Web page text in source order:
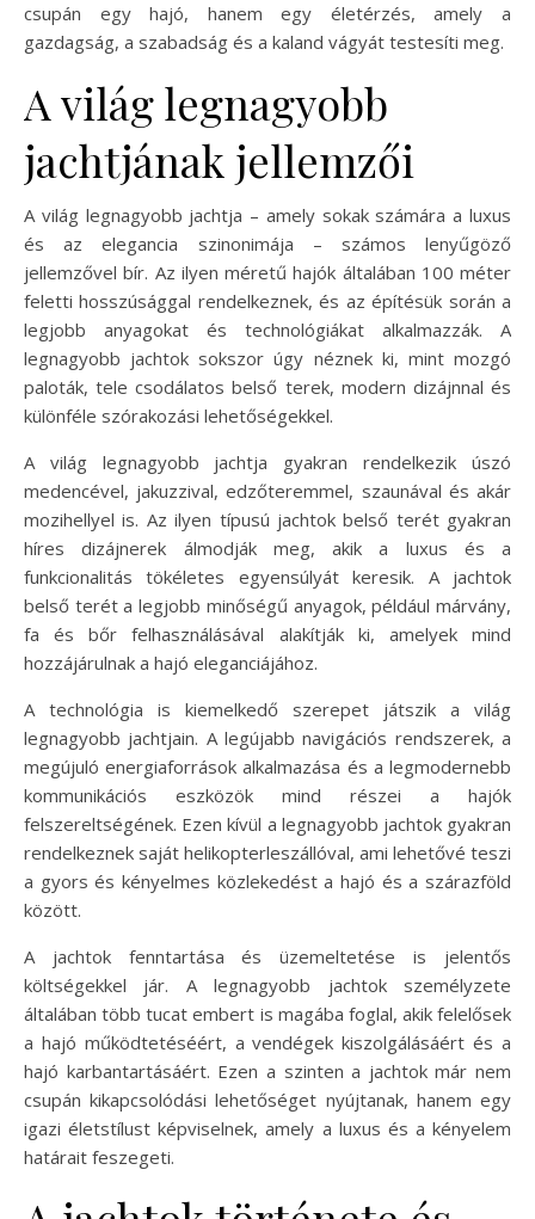
csupán egy hajó, hanem egy életérzés, amely a
gazdagság, a szabadság és a kaland vágyát testesíti meg.
A világ legnagyobb
jachtjának jellemzői
A világ legnagyobb jachtja – amely sokak számára a luxus
és az elegancia szinonimája – számos lenyűgöző
jellemzővel bír. Az ilyen méretű hajók általában 100 méter
feletti hosszúsággal rendelkeznek, és az építésük során a
legjobb anyagokat és technológiákat alkalmazzák. A
legnagyobb jachtok sokszor úgy néznek ki, mint mozgó
paloták, tele csodálatos belső terek, modern dizájnnal és
különféle szórakozási lehetőségekkel.
A világ legnagyobb jachtja gyakran rendelkezik úszó
medencével, jakuzzival, edzőteremmel, szaunával és akár
mozihellyel is. Az ilyen típusú jachtok belső terét gyakran
híres dizájnerek álmodják meg, akik a luxus és a
funkcionalitás tökéletes egyensúlyát keresik. A jachtok
belső terét a legjobb minőségű anyagok, például márvány,
fa és bőr felhasználásával alakítják ki, amelyek mind
hozzájárulnak a hajó eleganciájához.
A technológia is kiemelkedő szerepet játszik a világ
legnagyobb jachtjain. A legújabb navigációs rendszerek, a
megújuló energiaforrások alkalmazása és a legmodernebb
kommunikációs eszközök mind részei a hajók
felszereltségének. Ezen kívül a legnagyobb jachtok gyakran
rendelkeznek saját helikopterleszállóval, ami lehetővé teszi
a gyors és kényelmes közlekedést a hajó és a szárazföld
között.
A jachtok fenntartása és üzemeltetése is jelentős
költségekkel jár. A legnagyobb jachtok személyzete
általában több tucat embert is magába foglal, akik felelősek
a hajó működtetéséért, a vendégek kiszolgálásáért és a
hajó karbantartásáért. Ezen a szinten a jachtok már nem
csupán kikapcsolódási lehetőséget nyújtanak, hanem egy
igazi életstílust képviselnek, amely a luxus és a kényelem
határait feszegeti.